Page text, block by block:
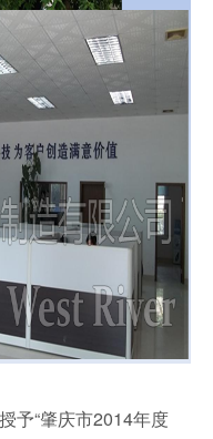
予“肇庆市2014年度